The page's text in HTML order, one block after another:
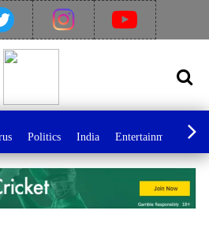
Politics India Entertainment